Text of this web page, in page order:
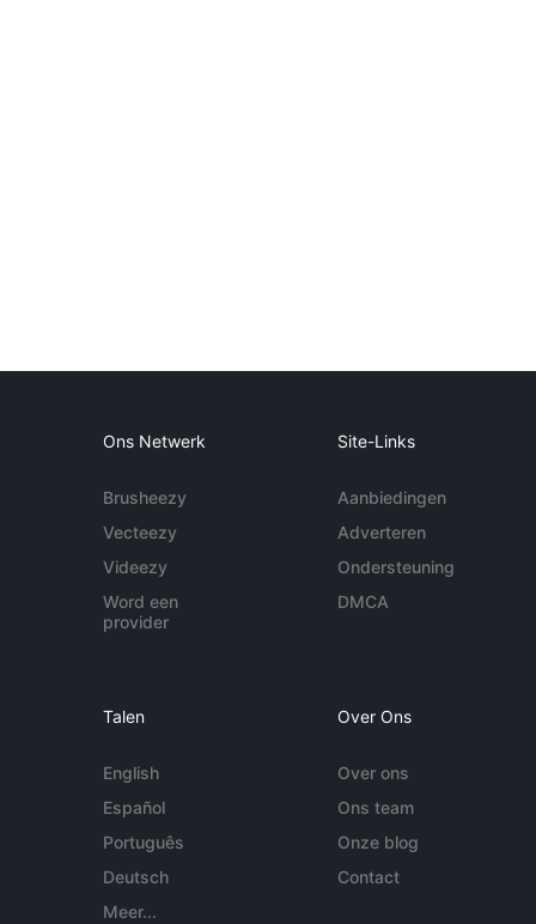
Ons Netwerk
Brusheezy
Vecteezy
Videezy
Word een
provider
Site-Links
Aanbiedingen
Adverteren
Ondersteuning
DMCA
Talen
English
Español
Português
Deutsch
Meer...
Over Ons
Over ons
Ons team
Onze blog
Contact